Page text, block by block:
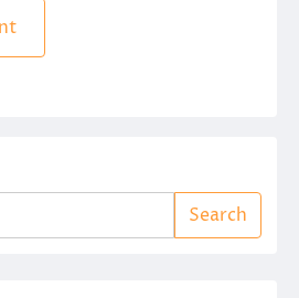
Search